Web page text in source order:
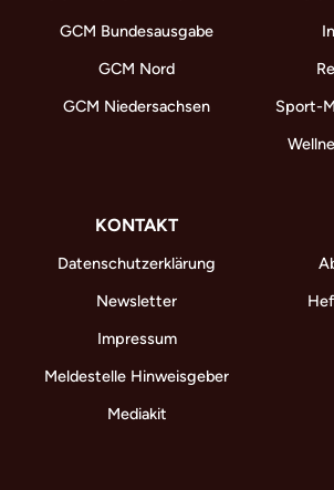
GCM Bundesausgabe
GCM Nord
GCM Niedersachsen
Sport-
KONTAKT
Datenschutzerklärung
Newsletter
Impressum
Meldestelle Hinweisgeber
Mediakit